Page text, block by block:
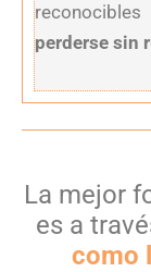
perderse sin
La mejor
es a
como